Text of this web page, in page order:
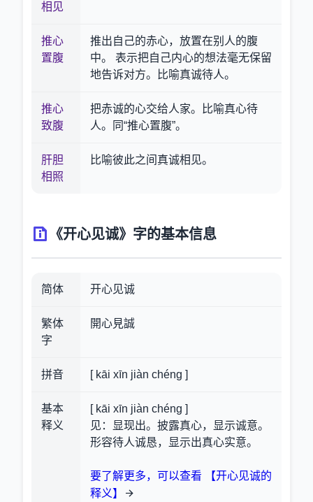
相见
推心
置腹
推出自己的赤心，放置在别人的腹
中。 表示把自己内心的想法毫无保留
地告诉对方。比喻真诚待人。
推心
致腹
把赤诚的心交给人家。比喻真心待
人。同“推心置腹”。
肝胆
相照
比喻彼此之间真诚相见。
《开心见诚》字的基本信息
简体 开心见诚
繁体
字
開心見誠
拼音 [ kāi xīn jiàn chéng ]
基本
释义
[ kāi xīn jiàn chéng ]
见：显现出。披露真心，显示诚意。
形容待人诚恳，显示出真心实意。
要了解更多，可以查看 【开心见诚的
释义】